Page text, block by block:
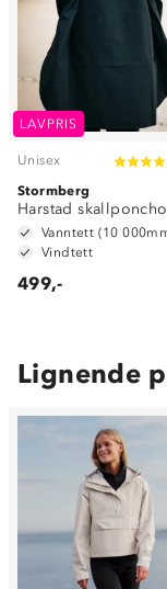
LAVPRIS
Unisex
Stormberg
Harstad skallponcho
Vindtett
499,-
Lignende